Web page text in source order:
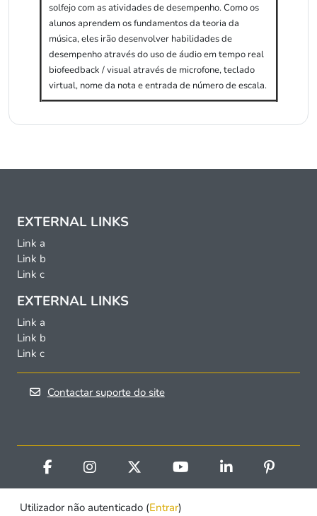
solfejo com as atividades de desempenho. Como os
alunos aprendem os fundamentos da teoria da
música, eles irão desenvolver habilidades de
desempenho através do uso de áudio em tempo real
biofeedback / visual através de microfone, teclado
virtual, nome da nota e entrada de número de escala.
EXTERNAL LINKS
Link a
Link b
Link c
EXTERNAL LINKS
Link a
Link b
Link c
Contactar suporte do site
Utilizador não autenticado (Entrar)